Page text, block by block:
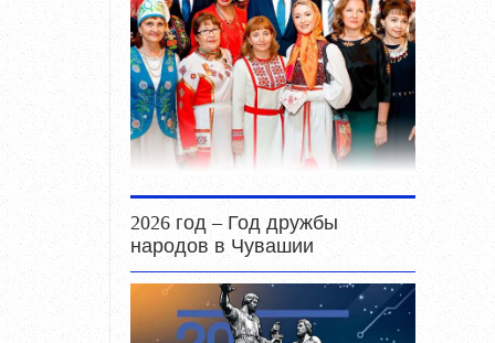
2026 год – Год дружбы
народов в Чувашии